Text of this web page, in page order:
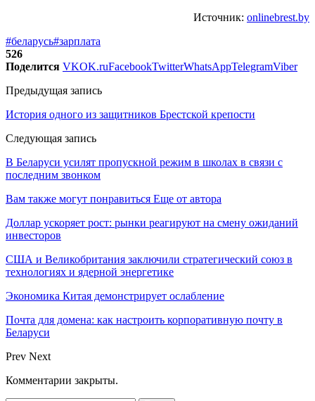
Источник: onlinebrest.by
#беларусь#зарплата
526
Поделится VKOK.ruFacebookTwitterWhatsAppTelegramViber
Предыдущая запись
История одного из защитников Брестской крепости
Следующая запись
В Беларуси усилят пропускной режим в школах в связи с
последним звонком
Вам также могут понравиться Еще от автора
Доллар ускоряет рост: рынки реагируют на смену ожиданий
инвесторов
США и Великобритания заключили стратегический союз в
технологиях и ядерной энергетике
Экономика Китая демонстрирует ослабление
Почта для домена: как настроить корпоративную почту в
Беларуси
Prev Next
Комментарии закрыты.